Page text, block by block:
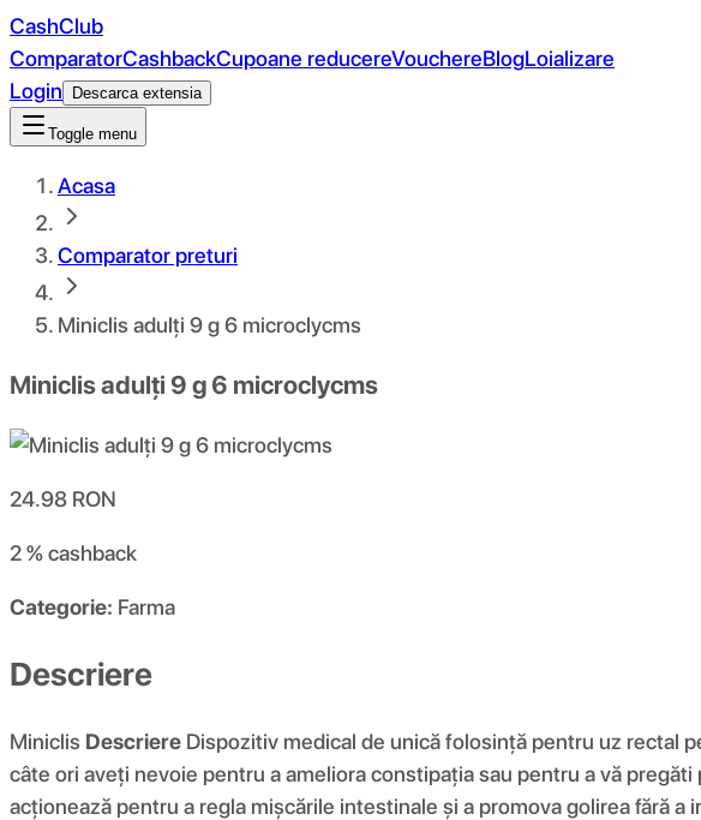
CashClub
ComparatorCashbackCupoane reducereVouchereBlogLoializare
Login
Descarca extensia
Toggle menu
Acasa
Comparator preturi
Miniclis adulți 9 g 6 microclycms
Miniclis adulți 9 g 6 microclycms
24.98 RON
2 %cashback
Categorie: Farma
Descriere
Miniclis Descriere Dispozitiv medical de unică folosință pentru uz rectal
câte ori aveți nevoie pentru a ameliora constipația sau pentru a vă
acționează pentru a regla mișcările intestinale și a promova golirea fără a